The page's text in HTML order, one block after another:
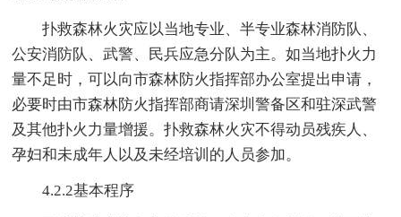
扑救森林火灾应以当地专业、半专业森林消防队、
公安消防队、武警、民兵应急分队为主。如当地扑火力
量不足时，可以向市森林防火指挥部办公室提出申请，
必要时由市森林防火指挥部商请深圳警备区和驻深武警
及其他扑火力量增援。扑救森林火灾不得动员残疾人、
孕妇和未成年人以及未经培训的人员参加。
4.2.2基本程序